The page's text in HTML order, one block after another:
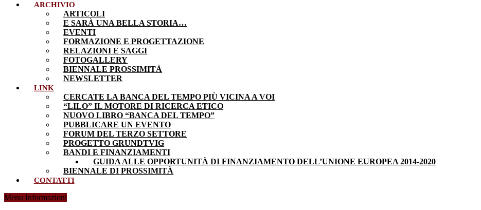
ARCHIVIO
ARTICOLI
E SARÀ UNA BELLA STORIA…
EVENTI
FORMAZIONE E PROGETTAZIONE
RELAZIONI E SAGGI
FOTOGALLERY
BIENNALE PROSSIMITÀ
NEWSLETTER
LINK
CERCATE LA BANCA DEL TEMPO PIÙ VICINA A VOI
“LILO” IL MOTORE DI RICERCA ETICO
NUOVO LIBRO “BANCA DEL TEMPO”
PUBBLICARE UN EVENTO
FORUM DEL TERZO SETTORE
PROGETTO GRUNDTVIG
BANDI E FINANZIAMENTI
GUIDA ALLE OPPORTUNITÀ DI FINANZIAMENTO DELL’UNIONE EUROPEA 2014-2020
BIENNALE DI PROSSIMITÀ
CONTATTI
Menu Informazioni